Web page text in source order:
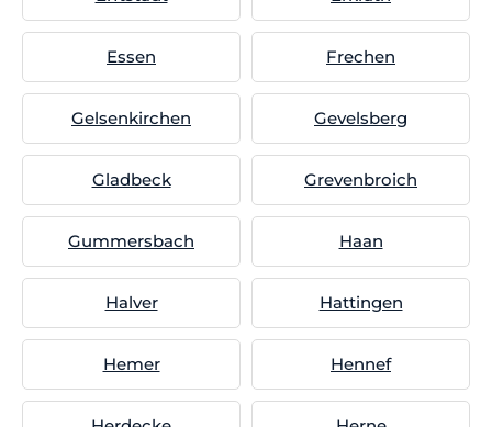
Essen Frechen
Gelsenkirchen Gevelsberg
Gladbeck Grevenbroich
Gummersbach Haan
Halver Hattingen
Hemer Hennef